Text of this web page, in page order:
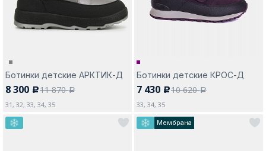
Ботинки детские АРКТИК-Д
8 300 c11 870a
31, 32, 33, 34, 35
Ботинки детские КРОС-Д
7 430 c10 620a
33, 34, 35
Мембрана